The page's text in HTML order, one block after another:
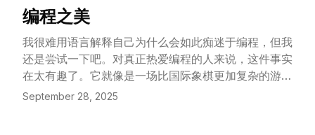
编程之美
我很难用语言解释自己为什么会如此痴迷于编程，但我
还是尝试一下吧。对真正热爱编程的人来说，这件事实
在太有趣了。它就像是一场比国际象棋更加复杂的游
戏，在这场游戏中，你可以自己创造规则，而最终的结
September 28, 2025
View Article